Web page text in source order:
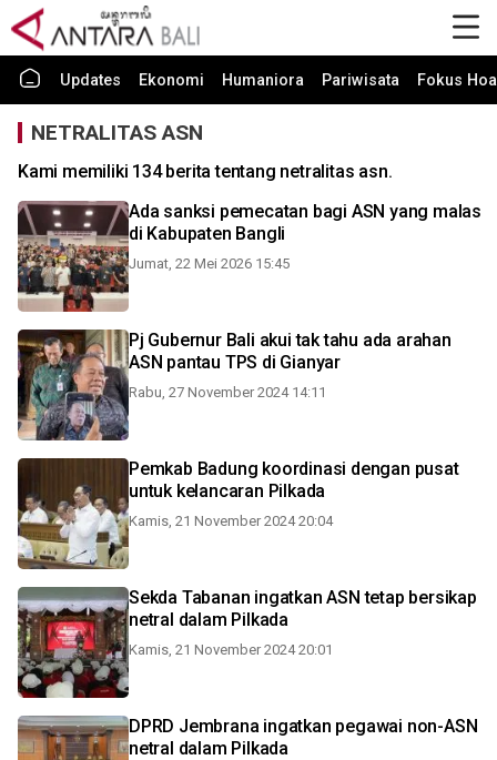
Updates Ekonomi Humaniora Pariwisata Fokus
NETRALITAS ASN
Kami memiliki 134 berita tentang netralitas asn.
Ada sanksi pemecatan bagi ASN yang malas
di Kabupaten Bangli
Jumat, 22 Mei 2026 15:45
Pj Gubernur Bali akui tak tahu ada arahan
ASN pantau TPS di Gianyar
Rabu, 27 November 2024 14:11
Pemkab Badung koordinasi dengan pusat
untuk kelancaran Pilkada
Kamis, 21 November 2024 20:04
Sekda Tabanan ingatkan ASN tetap bersikap
netral dalam Pilkada
Kamis, 21 November 2024 20:01
DPRD Jembrana ingatkan pegawai non-ASN
netral dalam Pilkada